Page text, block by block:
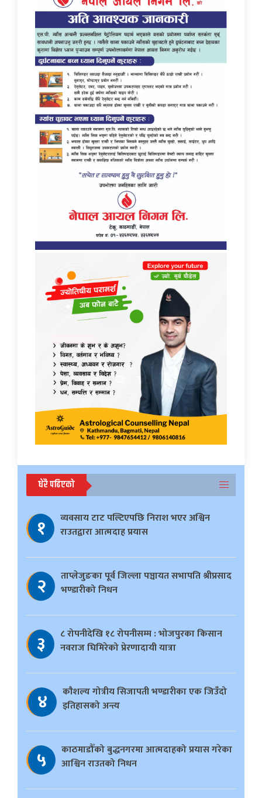
धेरै पढिएको
१
व्यवसाय टाट पल्टिएपछि निराश भएर अश्विन
राउतद्वारा आत्मदाह प्रयास
२
ताप्लेजुङका पूर्व जिल्ला पञ्चायत सभापति श्रीप्रसाद
भण्डारीको निधन
३
८ रोपनीदेखि १८ रोपनीसम्म : भोजपुरका किसान
नवराज घिमिरेको प्रेरणादायी यात्रा
४
काैशल्य गोत्रीय सिजापती भण्डारीका एक जिउँदो
इतिहासको अन्त्य
५
काठमाडौँको बुद्धनगरमा आत्मदाहको प्रयास गरेका
आश्विन राउतको निधन